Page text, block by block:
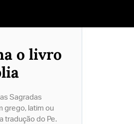
o livro
Sagradas
grego, latim ou
tradução do Pe.